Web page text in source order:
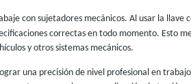
con sujetadores mecánicos. Al usar la
correctas en todo momento. Esto
y otros sistemas mecánicos.
una precisión de nivel profesional en